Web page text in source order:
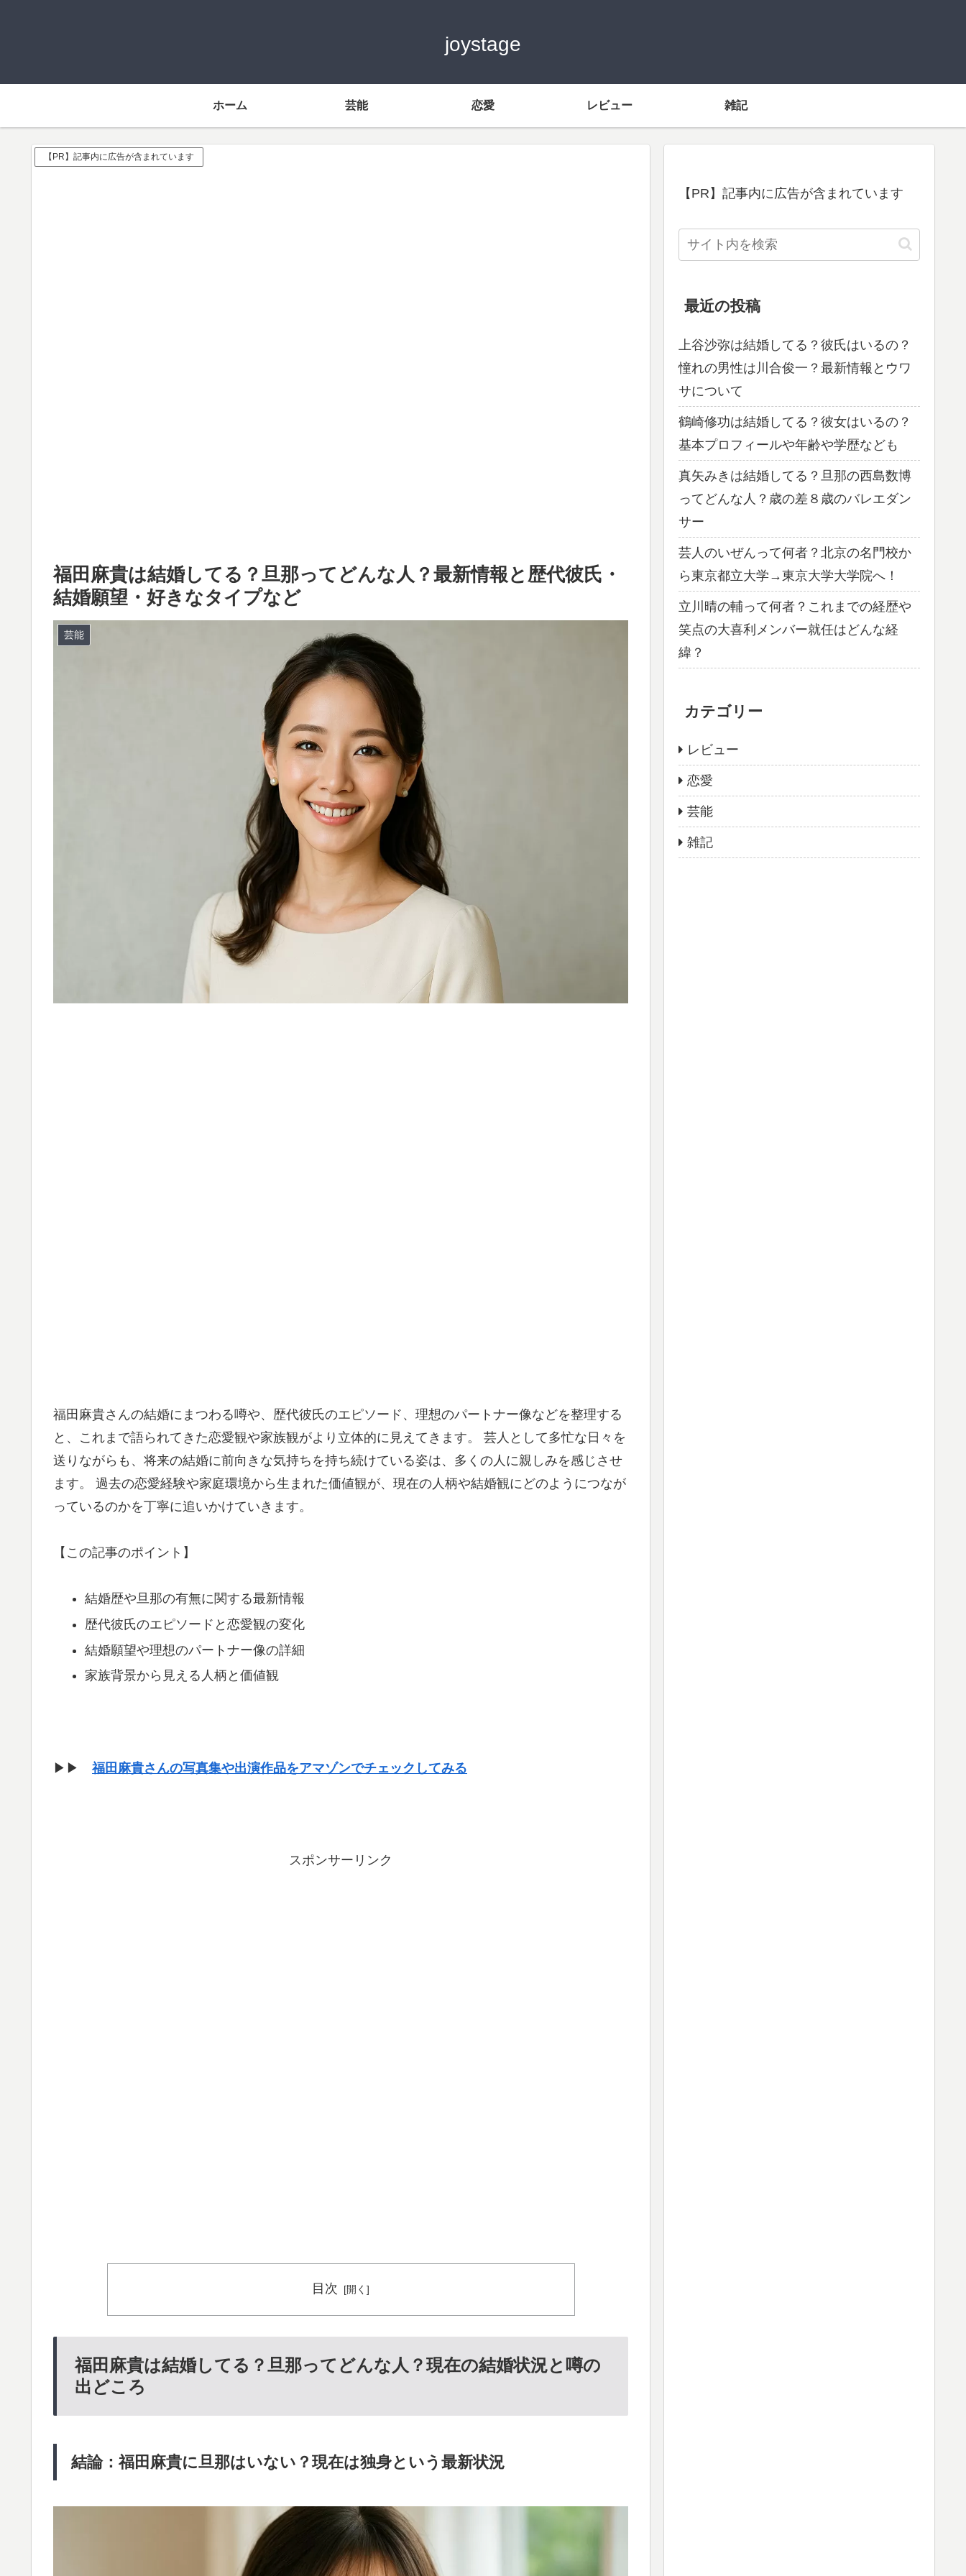
joystage
ホーム 芸能 恋愛 レビュー 雑記
【PR】記事内に広告が含まれています
福田麻貴は結婚してる？旦那ってどんな人？最新情報と歴代彼氏・
結婚願望・好きなタイプなど
芸能
福田麻貴さんの結婚にまつわる噂や、歴代彼氏のエピソード、理想のパートナー像などを整理する
と、これまで語られてきた恋愛観や家族観がより立体的に見えてきます。 芸人として多忙な日々を
送りながらも、将来の結婚に前向きな気持ちを持ち続けている姿は、多くの人に親しみを感じさせ
ます。 過去の恋愛経験や家庭環境から生まれた価値観が、現在の人柄や結婚観にどのようにつなが
っているのかを丁寧に追いかけていきます。
【この記事のポイント】
結婚歴や旦那の有無に関する最新情報
歴代彼氏のエピソードと恋愛観の変化
結婚願望や理想のパートナー像の詳細
家族背景から見える人柄と価値観
▶▶ 福田麻貴さんの写真集や出演作品をアマゾンでチェックしてみる
スポンサーリンク
目次
福田麻貴は結婚してる？旦那ってどんな人？現在の結婚状況と噂の
出どころ
結論：福田麻貴に旦那はいない？現在は独身という最新状況
【PR】記事内に広告が含まれています
最近の投稿
上谷沙弥は結婚してる？彼氏はいるの？
憧れの男性は川合俊一？最新情報とウワ
サについて
鶴崎修功は結婚してる？彼女はいるの？
基本プロフィールや年齢や学歴なども
真矢みきは結婚してる？旦那の西島数博
ってどんな人？歳の差８歳のバレエダン
サー
芸人のいぜんって何者？北京の名門校か
ら東京都立大学→東京大学大学院へ！
立川晴の輔って何者？これまでの経歴や
笑点の大喜利メンバー就任はどんな経
緯？
カテゴリー
レビュー
恋愛
芸能
雑記